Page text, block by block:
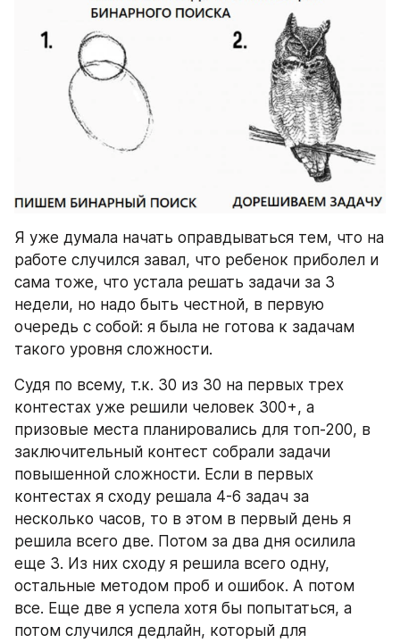
Я уже думала начать оправдываться тем, что на
работе случился завал, что ребенок приболел и
сама тоже, что устала решать задачи за 3
недели, но надо быть честной, в первую
очередь с собой: я была не готова к задачам
такого уровня сложности.
Судя по всему, т.к. 30 из 30 на первых трех
контестах уже решили человек 300+, а
призовые места планировались для топ-200, в
заключительный контест собрали задачи
повышенной сложности. Если в первых
контестах я сходу решала 4-6 задач за
несколько часов, то в этом в первый день я
решила всего две. Потом за два дня осилила
еще 3. Из них сходу я решила всего одну,
остальные методом проб и ошибок. А потом
все. Еще две я успела хотя бы попытаться, а
потом случился дедлайн, который для